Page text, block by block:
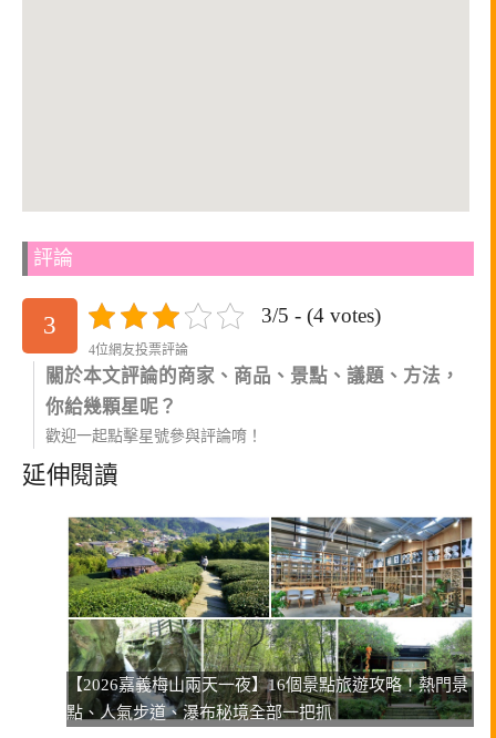
評論
3 3/5 - (4 votes)
4位網友投票評論
關於本文評論的商家、商品、景點、議題、方法，
你給幾顆星呢？
歡迎一起點擊星號參與評論唷！
延伸閱讀
【2026嘉義梅山兩天一夜】16個景點旅遊攻略！熱門景
點、人氣步道、瀑布秘境全部一把抓